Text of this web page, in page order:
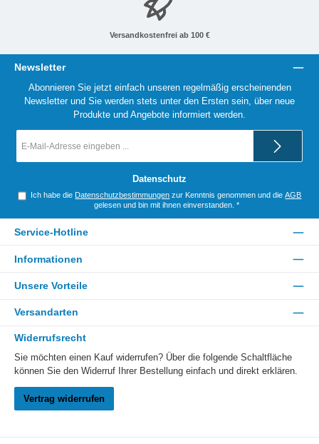
Versandkostenfrei ab 100 €
Newsletter
Abonnieren Sie jetzt einfach unseren regelmäßig erscheinenden
Newsletter und Sie werden stets unter den Ersten sein, über neue
Produkte und Angebote informiert werden.
Mail-
Datenschutz
Ich habe die Datenschutzbestimmungen zur Kenntnis genommen und dieAGB
gelesen und bin mit ihnen einverstanden. *
Service-Hotline
Informationen
Unsere Vorteile
Versandarten
Widerrufsrecht
Sie möchten einen Kauf widerrufen? Über die folgende Schaltfläche
können Sie den Widerruf Ihrer Bestellung einfach und direkt erklären.
Vertrag widerrufen